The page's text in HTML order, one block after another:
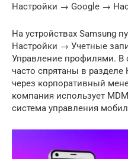
Настройки → Google →
На устройствах Samsung
Настройки → Учетные
Управление профилями. В
часто спрятаны в
через корпоративный
компания использует
система управления